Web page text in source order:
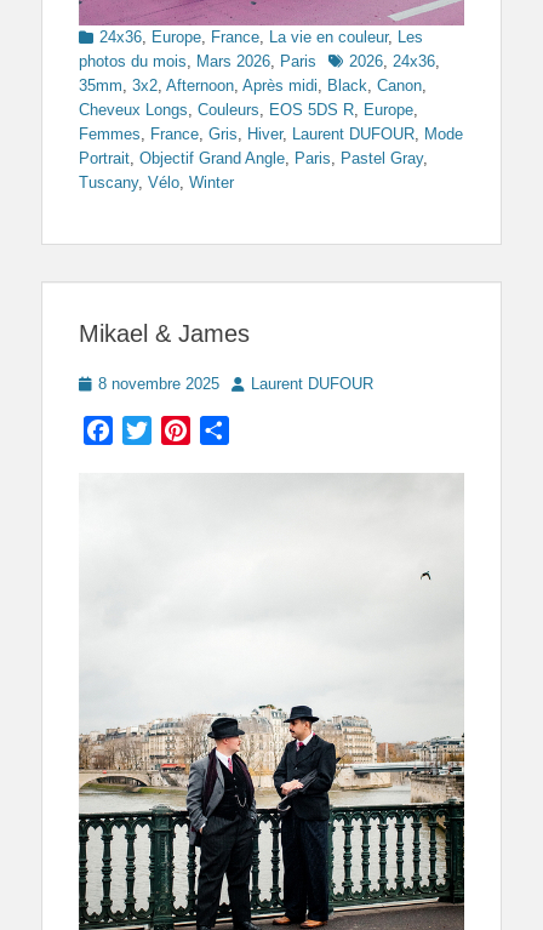
Categories
24x36 Europe France La vie en couleur, Les
photos du mois
Mars 2026 Paris Tags2026 24x36
35mm 3x2 Afternoon Après midi Black Canon
Cheveux Longs Couleurs EOS 5DS R Europe
Femmes
France Gris Hiver, Laurent DUFOUR Mode
Portrait Objectif Grand Angle Paris Pastel Gray,
Tuscany, Vélo Winter
Mikael & James
Posted
8 novembre 2025 AuthorLaurent DUFOUR
Facebook
TwitterPinterest